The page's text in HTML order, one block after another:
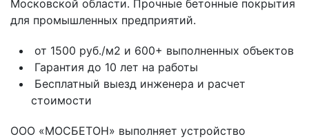
Московской области. Прочные бетонные покрытия
для промышленных предприятий.
от 1500 руб./м2 и 600+ выполненных объектов
Гарантия до 10 лет на работы
Бесплатный выезд инженера и расчет
стоимости
ООО «МОСБЕТОН» выполняет устройство